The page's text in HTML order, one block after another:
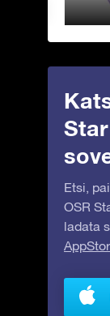
Etsi,
OSR
ladata